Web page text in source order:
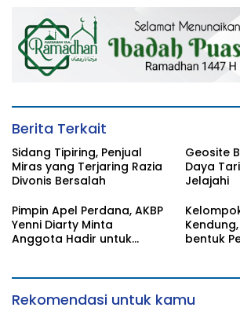
Berita Terkait
Sidang Tipiring, Penjual
Miras yang Terjaring Razia
Divonis Bersalah
Geosite
Daya
Jelajahi
Pimpin Apel Perdana, AKBP
Yenni Diarty Minta
Anggota Hadir untuk
bentuk
Rekomendasi untuk kamu